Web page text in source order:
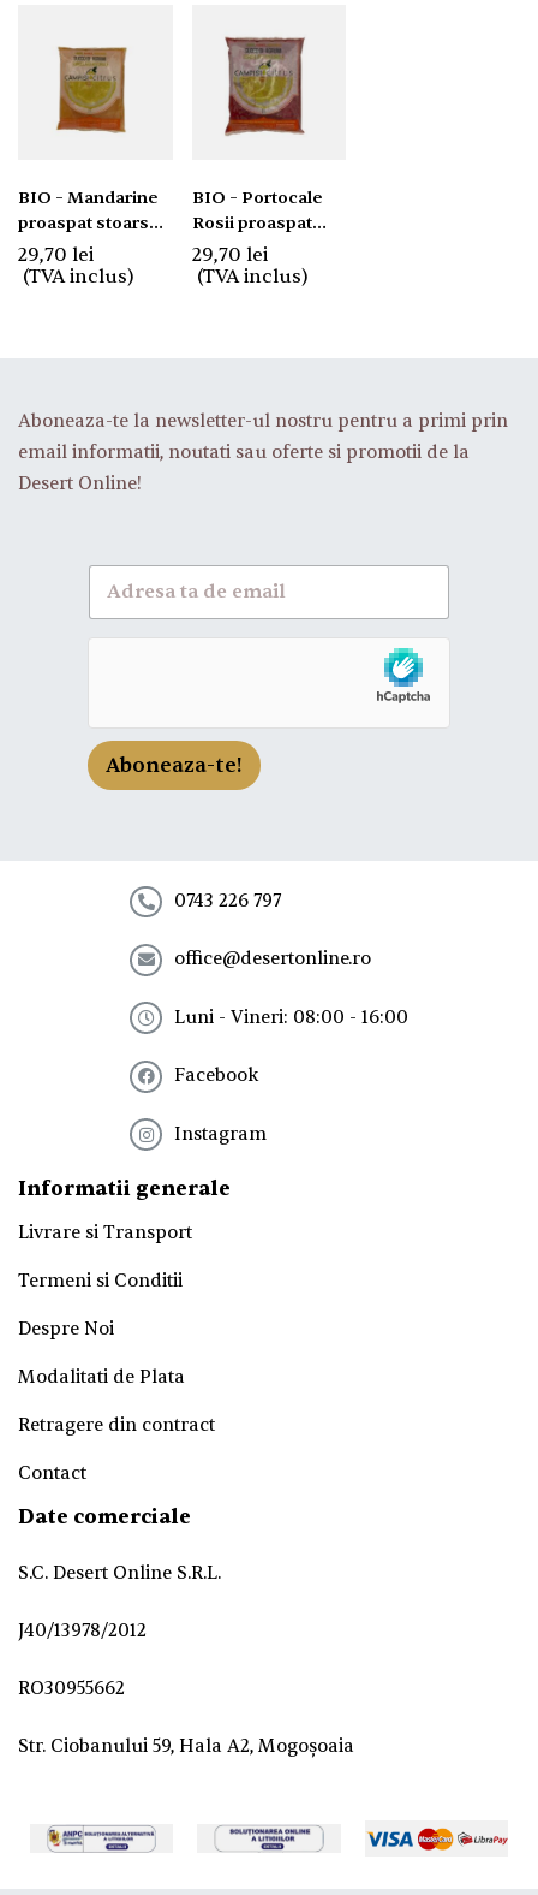
BIO – Mandarine
proaspat stoarse
1kg
29,70 lei
(TVA inclus)
BIO – Portocale
Rosii proaspat
stoarse 1kg
29,70 lei
(TVA inclus)
Aboneaza-te la newsletter-ul nostru pentru a primi prin
email informatii, noutati sau oferte si promotii de la
Desert Online!
A
o
n
a
-
t
Aboneaza-te!
0743 226 797
office@desertonline.ro
Luni - Vineri: 08:00 - 16:00
Facebook
Instagram
Informatii generale
Livrare si Transport
Termeni si Conditii
Despre Noi
Modalitati de Plata
Retragere din contract
Contact
Date comerciale
S.C. Desert Online S.R.L.
J40/13978/2012
RO30955662
Str. Ciobanului 59, Hala A2, Mogoșoaia